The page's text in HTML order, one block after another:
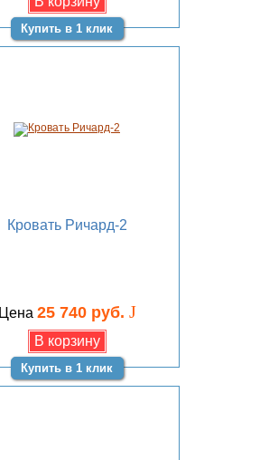
Купить в 1 клик
Кровать Ричард-2
Цена 25 740 руб. J
Купить в 1 клик